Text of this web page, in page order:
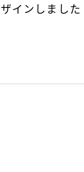
ザインしました